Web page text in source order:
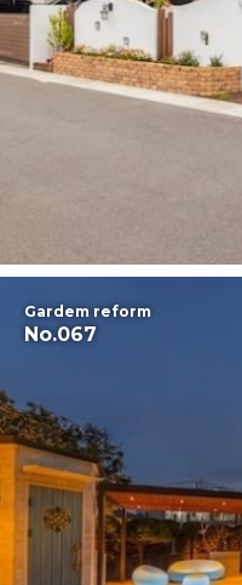
Gardem reform
No.067